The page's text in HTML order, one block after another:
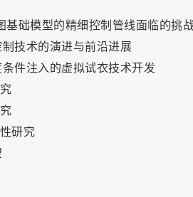
基础模型的精细控制管线面临的挑
技术的演进与前沿进展
件注入的虚拟试衣技术开发
研究